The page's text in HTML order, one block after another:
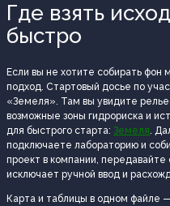
Где взять
быстро
Если вы не хотите собирать фон
подход. Стартовый досье по
«Земеля». Там вы увидите
возможные зоны гидрориска и
для быстрого старта: Земеля.
подключаете лабораторию и
проект в компании,
исключает ручной ввод и
Карта и таблицы в одном файле